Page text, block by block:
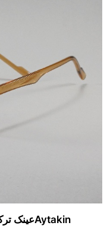
Aytakinعینک ترک برند آیتکین مدلA2103c07